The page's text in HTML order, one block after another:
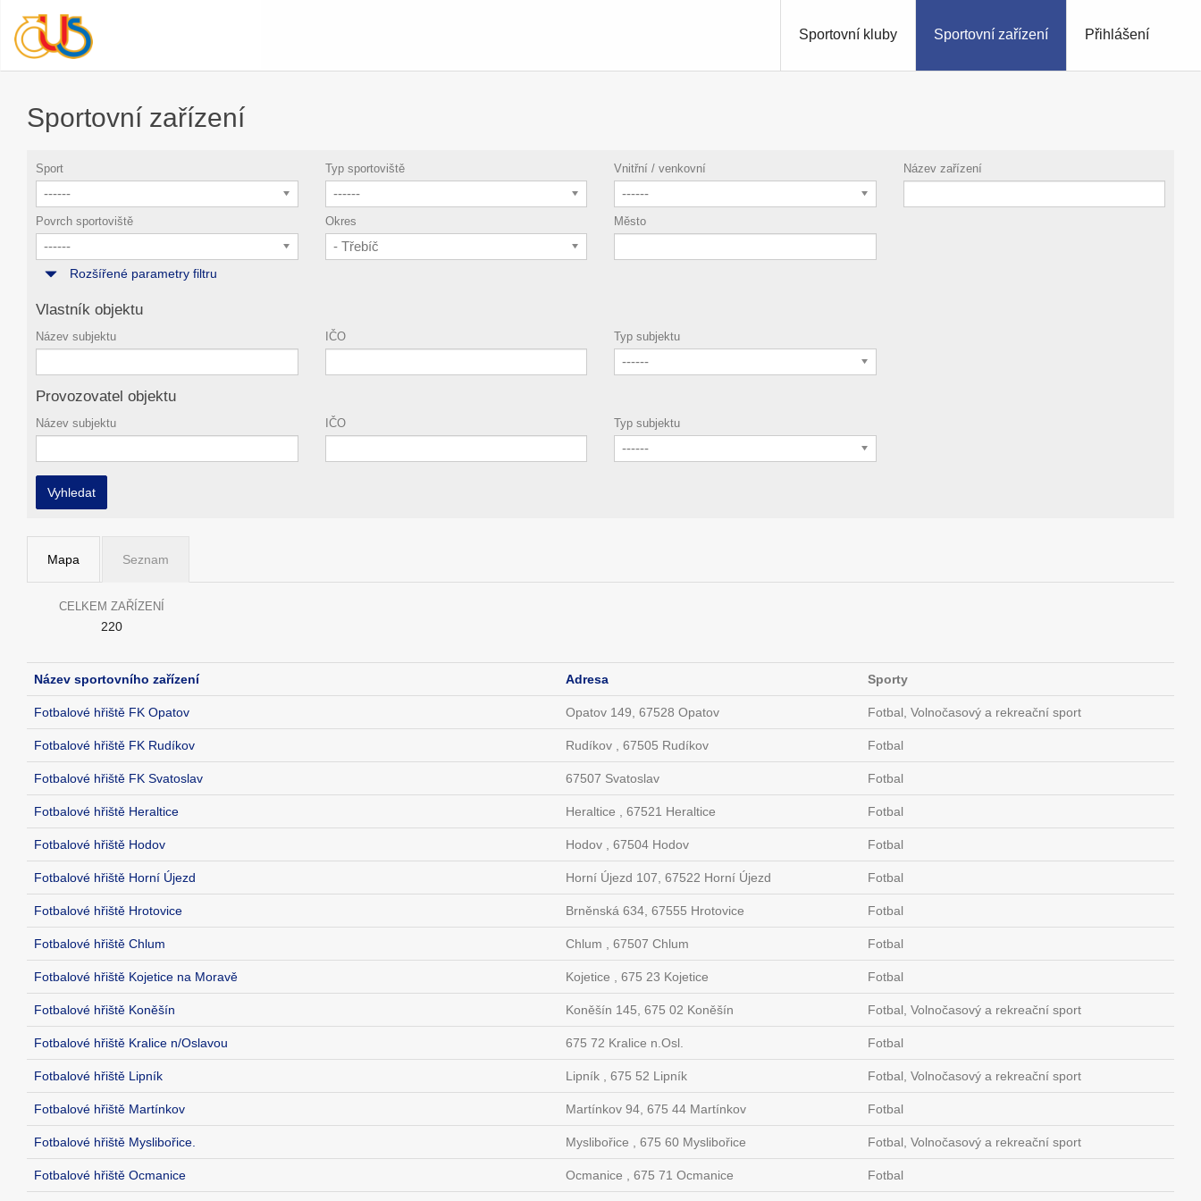
Přihlášení
Sportovní kluby Sportovní zařízení
Sportovní zařízení
Sport
------
Typ sportoviště
------
Vnitřní / venkovní
------
Název zařízení
Povrch sportoviště
------
Okres
- Třebíč
Město
Rozšířené parametry filtru
Vlastník objektu
Název subjektu IČO Typ subjektu
------
Provozovatel objektu
Název subjektu IČO Typ subjektu
------
Vyhledat
Mapa Seznam
CELKEM ZAŘÍZENÍ
220
Název sportovního zařízení Adresa Sporty
Fotbalové hřiště FK Opatov Opatov 149, 67528 Opatov Fotbal, Volnočasový a rekreační sport
Fotbalové hřiště FK Rudíkov Rudíkov , 67505 Rudíkov Fotbal
Fotbalové hřiště FK Svatoslav 67507 Svatoslav Fotbal
Fotbalové hřiště Heraltice Heraltice , 67521 Heraltice Fotbal
Fotbalové hřiště Hodov Hodov , 67504 Hodov Fotbal
Fotbalové hřiště Horní Újezd Horní Újezd 107, 67522 Horní Újezd Fotbal
Fotbalové hřiště Hrotovice Brněnská 634, 67555 Hrotovice Fotbal
Fotbalové hřiště Chlum Chlum , 67507 Chlum Fotbal
Fotbalové hřiště Kojetice na Moravě Kojetice , 675 23 Kojetice Fotbal
Fotbalové hřiště Koněšín Koněšín 145, 675 02 Koněšín Fotbal, Volnočasový a rekreační sport
Fotbalové hřiště Kralice n/Oslavou 675 72 Kralice n.Osl. Fotbal
Fotbalové hřiště Lipník Lipník , 675 52 Lipník Fotbal, Volnočasový a rekreační sport
Fotbalové hřiště Martínkov Martínkov 94, 675 44 Martínkov Fotbal
Fotbalové hřiště Myslibořice. Myslibořice , 675 60 Myslibořice Fotbal, Volnočasový a rekreační sport
Fotbalové hřiště Ocmanice Ocmanice , 675 71 Ocmanice Fotbal